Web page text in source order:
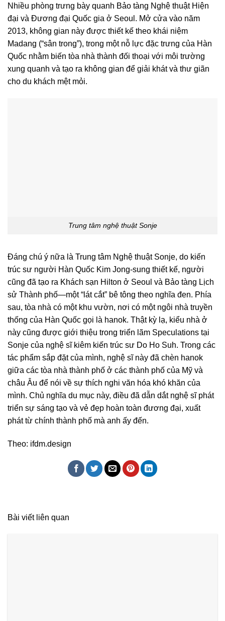
Nhiều phòng trưng bày quanh Bảo tàng Nghệ thuật Hiện
đại và Đương đại Quốc gia ở Seoul. Mở cửa vào năm
2013, không gian này được thiết kế theo khái niệm
Madang (“sân trong”), trong một nỗ lực đặc trưng của Hàn
Quốc nhằm biến tòa nhà thành đối thoại với môi trường
xung quanh và tạo ra không gian để giải khát và thư giãn
cho du khách mệt mỏi.
Trung tâm nghệ thuật Sonje
Đáng chú ý nữa là Trung tâm Nghệ thuật Sonje, do kiến ​​
trúc sư người Hàn Quốc Kim Jong-sung thiết kế, người
cũng đã tạo ra Khách sạn Hilton ở Seoul và Bảo tàng Lịch
sử Thành phố—một “lát cắt” bê tông theo nghĩa đen. Phía
sau, tòa nhà có một khu vườn, nơi có một ngôi nhà truyền
thống của Hàn Quốc gọi là hanok. Thật kỳ lạ, kiểu nhà ở
này cũng được giới thiệu trong triển lãm Speculations tại
Sonje của nghệ sĩ kiêm kiến ​​trúc sư Do Ho Suh. Trong các
tác phẩm sắp đặt của mình, nghệ sĩ này đã chèn hanok
giữa các tòa nhà thành phố ở các thành phố của Mỹ và
châu Âu để nói về sự thích nghi văn hóa khó khăn của
mình. Chủ nghĩa du mục này, điều đã dẫn dắt nghệ sĩ phát
triển sự sáng tạo và vẻ đẹp hoàn toàn đương đại, xuất
phát từ chính thành phố mà anh ấy đến.
Theo: ifdm.design
Bài viết liên quan